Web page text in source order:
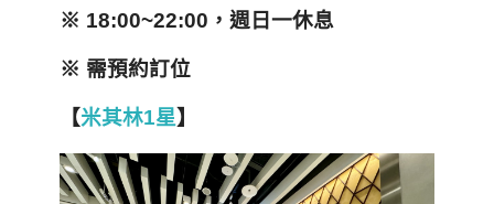
※ 18:00~22:00 ， 週日一休息
※ 需預約訂位
【米其林1星】